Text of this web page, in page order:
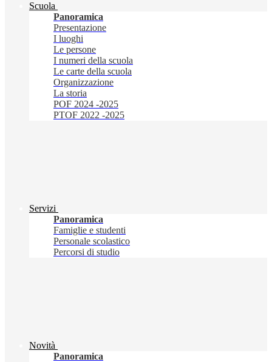
Scuola
Panoramica
Presentazione
I luoghi
Le persone
I numeri della scuola
Le carte della scuola
Organizzazione
La storia
POF 2024 -2025
PTOF 2022 -2025
Servizi
Panoramica
Famiglie e studenti
Personale scolastico
Percorsi di studio
Novità
Panoramica